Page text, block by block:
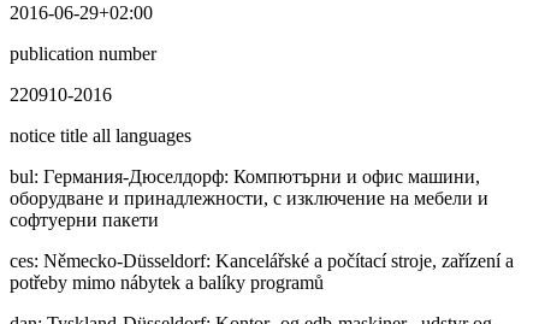
2016-06-29+02:00
publication number
220910-2016
notice title all languages
bul: Гepмaния-Дюселдорф: Компютърни и офис машини,
оборудване и принадлежности, с изключение на мебели и
софтуерни пакети
ces: Německo-Düsseldorf: Kancelářské a počítací stroje, zařízení a
potřeby mimo nábytek a balíky programů